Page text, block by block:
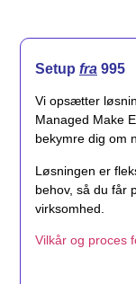
Setup fra 995
Vi opsætter
Managed Make
bekymre dig om
Løsningen er
behov, så du får
virksomhed.
Vilkår og proces